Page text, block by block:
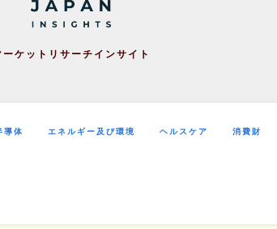
ーケットリサーチインサイト
導体 エネルギー及び環境 ヘルスケア 消費財